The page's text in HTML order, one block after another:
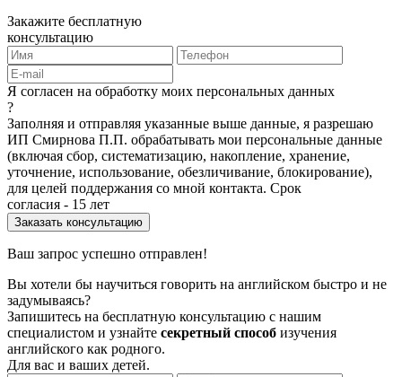
Закажите бесплатную
консультацию
Я согласен на обработку моих персональных данных
?
Заполняя и отправляя указанные выше данные, я разрешаю
ИП Смирнова П.П. обрабатывать мои персональные данные
(включая сбор, систематизацию, накопление, хранение,
уточнение, использование, обезличивание, блокирование),
для целей поддержания со мной контакта. Срок
согласия - 15 лет
Ваш запрос успешно отправлен!
Вы хотели бы научиться говорить на английском быстро и не
задумываясь?
Запишитесь на бесплатную консультацию с нашим
специалистом и узнайте секретный способ изучения
английского как родного.
Для вас и ваших детей.